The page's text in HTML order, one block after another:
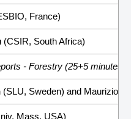
France)
(CSIR, South Africa)
- Forestry (25+5 minutes)
(SLU, Sweden) and Maurizio
Mass, USA)